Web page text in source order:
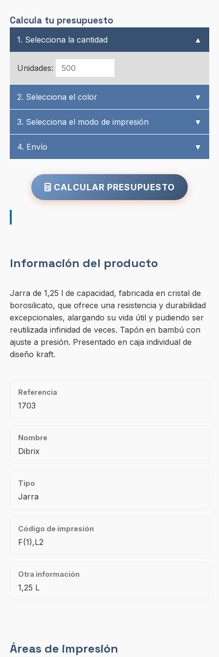
Calcula tu presupuesto
1. Selecciona la cantidad ▲
Unidades:
2. Selecciona el color ▼
3. Selecciona el modo de impresión ▼
4. Envío ▼
CALCULAR PRESUPUESTO
Información del producto
Jarra de 1,25 l de capacidad, fabricada en cristal de
borosilicato, que ofrece una resistencia y durabilidad
excepcionales, alargando su vida útil y pudiendo ser
reutilizada infinidad de veces. Tapón en bambú con
ajuste a presión. Presentado en caja individual de
diseño kraft.
Referencia
1703
Nombre
Dibrix
Tipo
Jarra
Código de impresión
F(1),L2
Otra información
1,25 L
Áreas de impresión